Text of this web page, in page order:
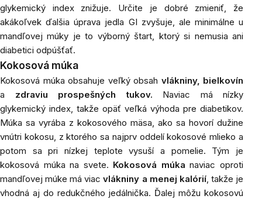
glykemický index znižuje. Určite je dobré zmieniť, že
akákoľvek ďalšia úprava jedla GI zvyšuje, ale minimálne u
mandľovej múky je to výborný štart, ktorý si nemusia ani
diabetici odpúšťať.
Kokosová múka
Kokosová múka obsahuje veľký obsah vlákniny, bielkovín
a zdraviu prospešných tukov. Naviac má nízky
glykemický index, takže opäť veľká výhoda pre diabetikov.
Múka sa vyrába z kokosového mäsa, ako sa hovorí dužine
vnútri kokosu, z ktorého sa najprv oddelí kokosové mlieko a
potom sa pri nízkej teplote vysuší a pomelie. Tým je
kokosová múka na svete. Kokosová múka naviac oproti
mandľovej múke má viacvlákniny a menej kalórií, takže je
vhodná aj do redukčného jedálnička. Ďalej môžu kokosovú